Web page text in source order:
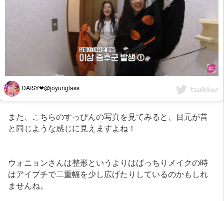
DAISY❤︎@joyuriglass
また、こちらのすっぴんの写真を見てみると、目元が昔
と同じような感じに見えますよね！
ウォニョンさんは整形というよりはばっちりメイクの時
はアイプチで二重幅を少し広げたりしているのかもしれ
ませんね。